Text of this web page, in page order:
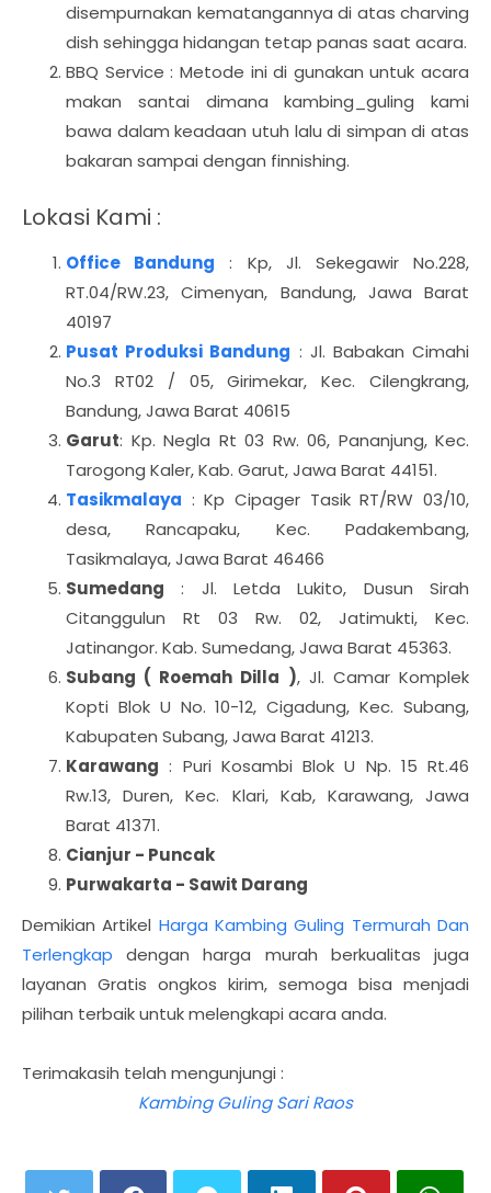
disempurnakan kematangannya di atas charving
dish sehingga hidangan tetap panas saat acara.
BBQ Service : Metode ini di gunakan untuk acara
makan santai dimana kambing_guling kami
bawa dalam keadaan utuh lalu di simpan di atas
bakaran sampai dengan finnishing.
Lokasi Kami :
Office Bandung : Kp, Jl. Sekegawir No.228,
RT.04/RW.23, Cimenyan, Bandung, Jawa Barat
40197
Pusat Produksi Bandung : Jl. Babakan Cimahi
No.3 RT02 / 05, Girimekar, Kec. Cilengkrang,
Bandung, Jawa Barat 40615
Garut: Kp. Negla Rt 03 Rw. 06, Pananjung, Kec.
Tarogong Kaler, Kab. Garut, Jawa Barat 44151.
Tasikmalaya : Kp Cipager Tasik RT/RW 03/10,
desa, Rancapaku, Kec. Padakembang,
Tasikmalaya, Jawa Barat 46466
Sumedang : Jl. Letda Lukito, Dusun Sirah
Citanggulun Rt 03 Rw. 02, Jatimukti, Kec.
Jatinangor. Kab. Sumedang, Jawa Barat 45363.
Subang ( Roemah Dilla ), Jl. Camar Komplek
Kopti Blok U No. 10-12, Cigadung, Kec. Subang,
Kabupaten Subang, Jawa Barat 41213.
Karawang : Puri Kosambi Blok U Np. 15 Rt.46
Rw.13, Duren, Kec. Klari, Kab, Karawang, Jawa
Barat 41371.
Cianjur - Puncak
Purwakarta - Sawit Darang
Demikian Artikel Harga Kambing Guling Termurah Dan
Terlengkap
dengan harga murah berkualitas juga
layanan Gratis ongkos kirim, semoga bisa menjadi
pilihan terbaik untuk melengkapi acara anda.
Terimakasih telah mengunjungi :
Kambing Guling Sari Raos